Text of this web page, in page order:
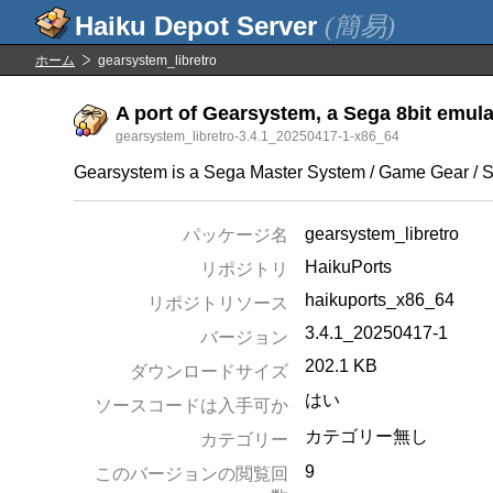
(簡易)
ホーム gearsystem_libretro
A port of Gearsystem, a Sega 8bit
gearsystem_libretro-3.4.1_20250417-1-x86_64
Gearsystem is a Sega Master System / Game Gear
パッケージ名
gearsystem_libretro
リポジトリ
HaikuPorts
リポジトリソース
haikuports_x86_64
バージョン
3.4.1_20250417-1
ダウンロードサイズ 202.1 KB
ソースコードは入手可か はい
カテゴリー
カテゴリー無し
このバージョンの閲覧回
9